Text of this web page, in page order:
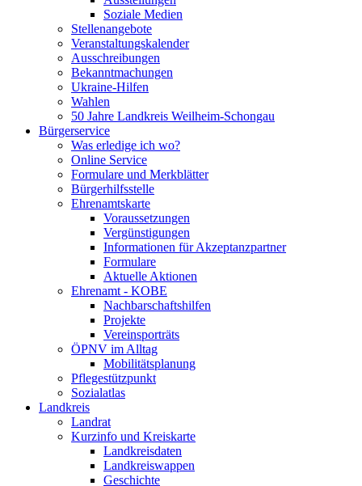
Soziale Medien
Stellenangebote
Veranstaltungskalender
Ausschreibungen
Bekanntmachungen
Ukraine-Hilfen
Wahlen
50 Jahre Landkreis Weilheim-Schongau
Bürgerservice
Was erledige ich wo?
Online Service
Formulare und Merkblätter
Bürgerhilfsstelle
Ehrenamtskarte
Voraussetzungen
Vergünstigungen
Informationen für Akzeptanzpartner
Formulare
Aktuelle Aktionen
Ehrenamt - KOBE
Nachbarschaftshilfen
Projekte
Vereinsporträts
ÖPNV im Alltag
Mobilitätsplanung
Pflegestützpunkt
Sozialatlas
Landkreis
Landrat
Kurzinfo und Kreiskarte
Landkreisdaten
Landkreiswappen
Geschichte